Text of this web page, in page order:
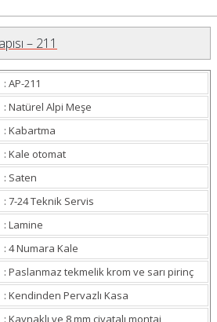
– 211
: AP-211
: Natürel Alpi Meşe
: Kabartma
: Kale otomat
: Saten
: 7-24 Teknik Servis
: Lamine
: 4 Numara Kale
: Paslanmaz tekmelik krom ve sarı pirinç
: Kendinden Pervazlı Kasa
: Kaynaklı ve 8 mm civatalı montaj